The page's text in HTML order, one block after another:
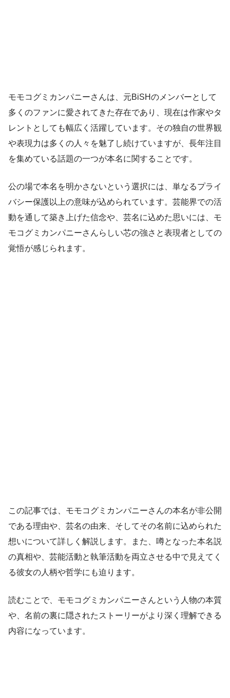
モモコグミカンパニーさんは、元BiSHのメンバーとして
多くのファンに愛されてきた存在であり、現在は作家やタ
レントとしても幅広く活躍しています。その独自の世界観
や表現力は多くの人々を魅了し続けていますが、長年注目
を集めている話題の一つが本名に関することです。
公の場で本名を明かさないという選択には、単なるプライ
バシー保護以上の意味が込められています。芸能界での活
動を通して築き上げた信念や、芸名に込めた思いには、モ
モコグミカンパニーさんらしい芯の強さと表現者としての
覚悟が感じられます。
この記事では、モモコグミカンパニーさんの本名が非公開
である理由や、芸名の由来、そしてその名前に込められた
想いについて詳しく解説します。また、噂となった本名説
の真相や、芸能活動と執筆活動を両立させる中で見えてく
る彼女の人柄や哲学にも迫ります。
読むことで、モモコグミカンパニーさんという人物の本質
や、名前の裏に隠されたストーリーがより深く理解できる
内容になっています。